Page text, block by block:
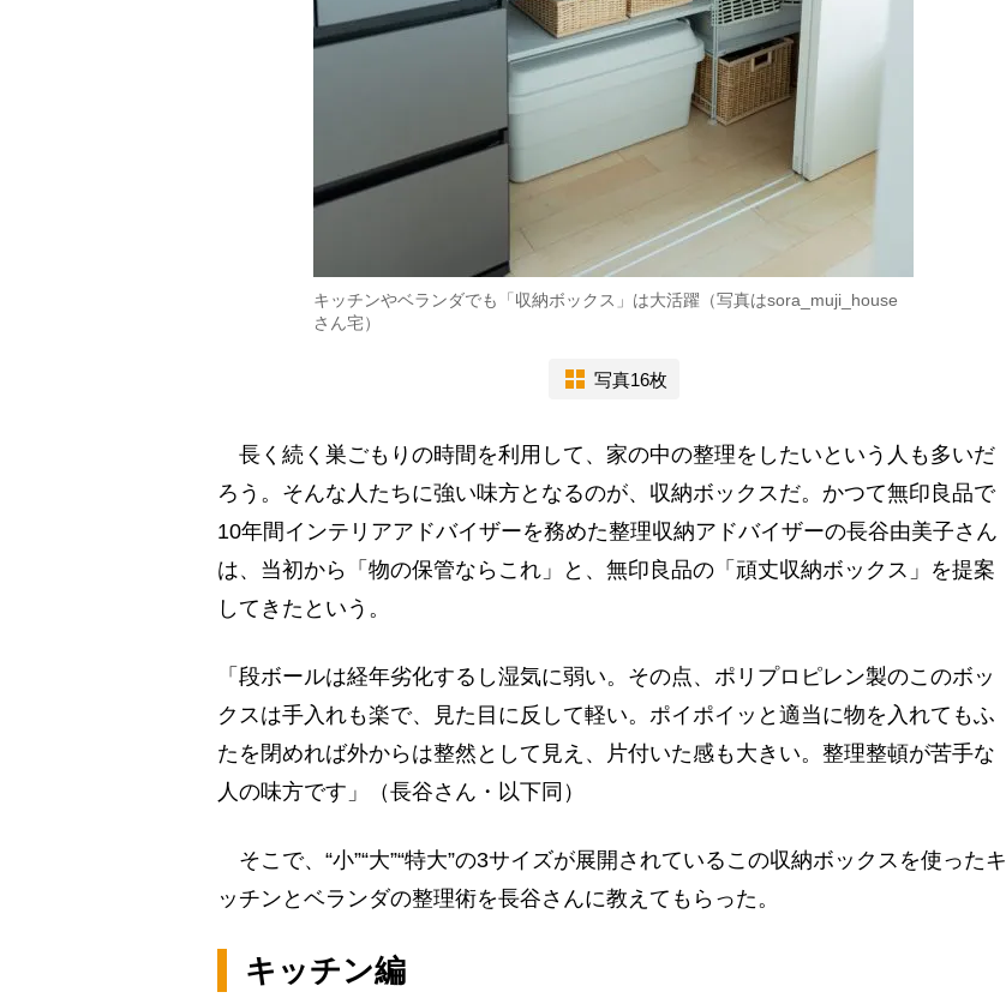
キッチンやベランダでも「収納ボックス」は大活躍（写真はsora_muji_house
さん宅）
写真16枚
長く続く巣ごもりの時間を利用して、家の中の整理をしたいという人も多いだ
ろう。そんな人たちに強い味方となるのが、収納ボックスだ。かつて無印良品で
10年間インテリアアドバイザーを務めた整理収納アドバイザーの長谷由美子さん
は、当初から「物の保管ならこれ」と、無印良品の「頑丈収納ボックス」を提案
してきたという。
「段ボールは経年劣化するし湿気に弱い。その点、ポリプロピレン製のこのボッ
クスは手入れも楽で、見た目に反して軽い。ポイポイッと適当に物を入れてもふ
たを閉めれば外からは整然として見え、片付いた感も大きい。整理整頓が苦手な
人の味方です」（長谷さん・以下同）
そこで、“小”“大”“特大”の3サイズが展開されているこの収納ボックスを使ったキ
ッチンとベランダの整理術を長谷さんに教えてもらった。
キッチン編